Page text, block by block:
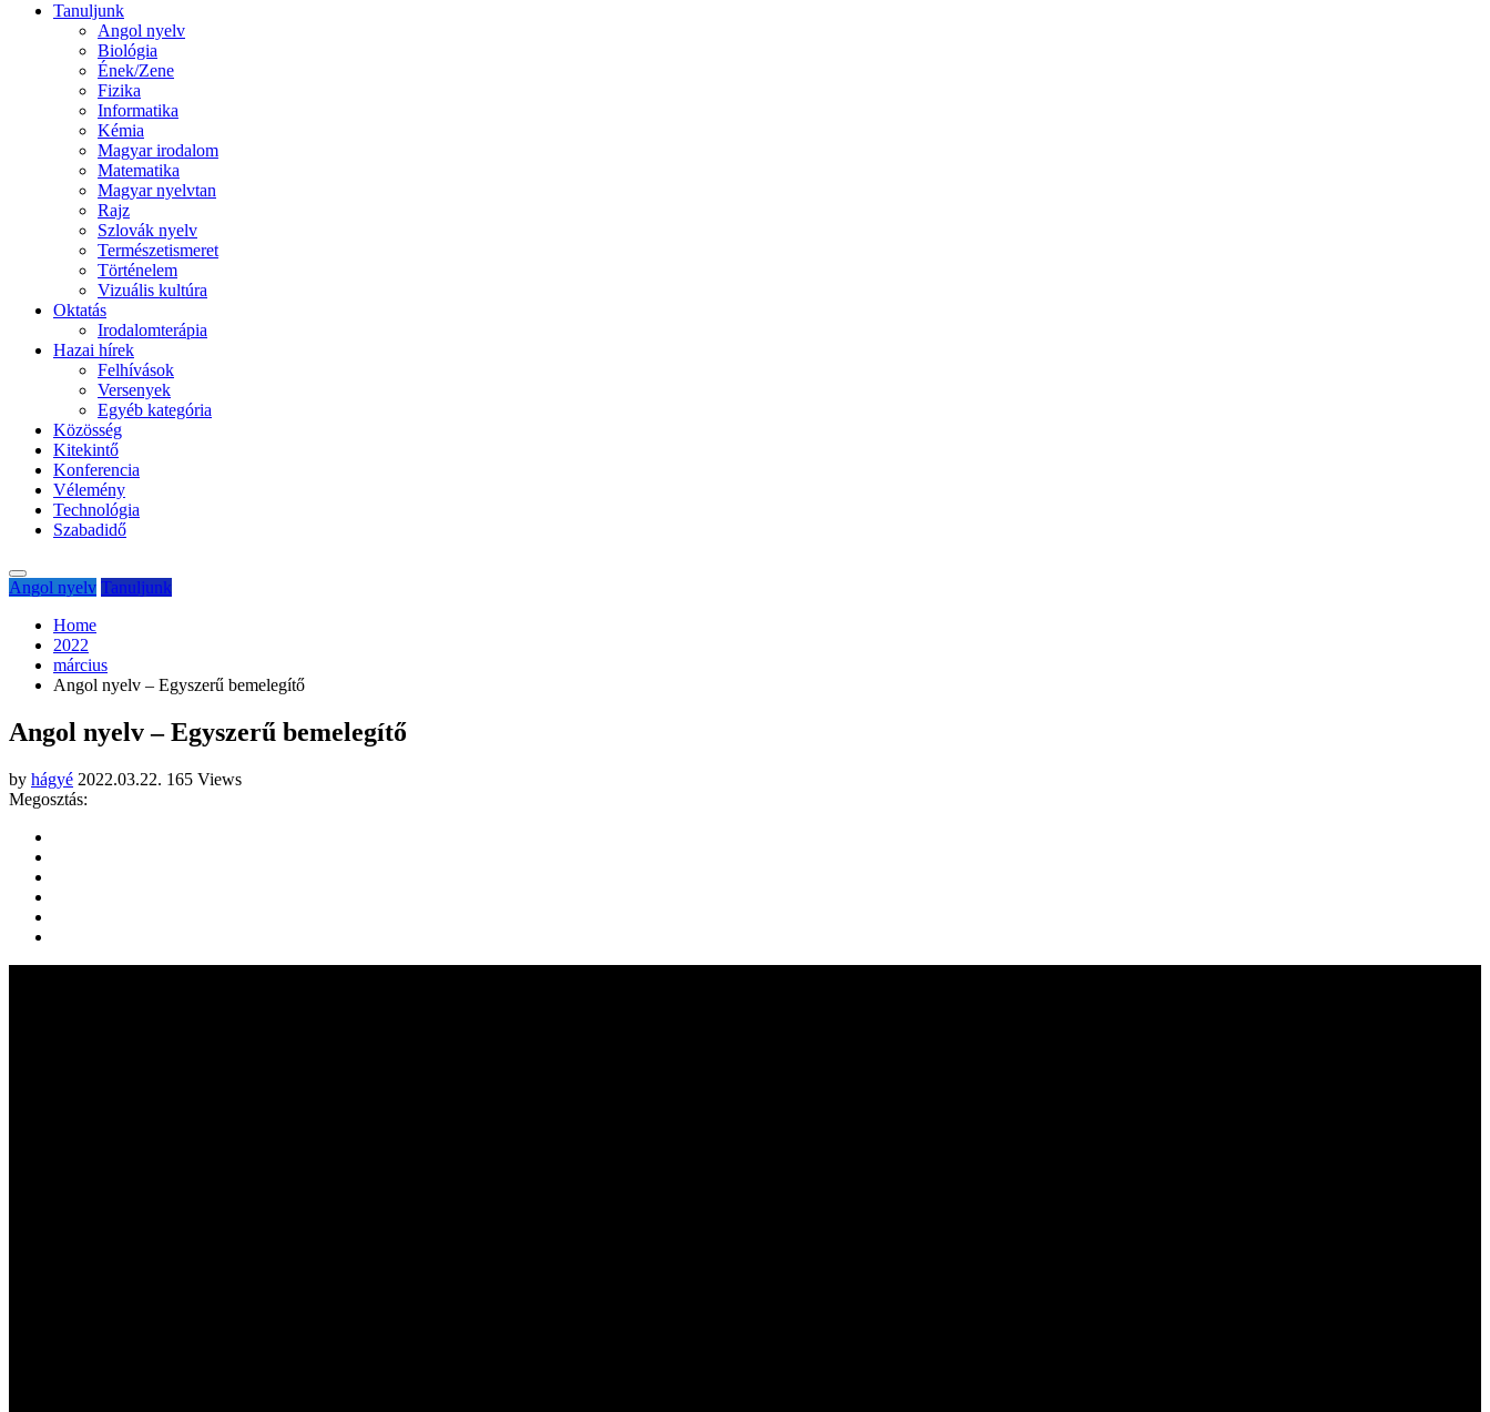
Tanuljunk
Angol nyelv
Biológia
Ének/Zene
Fizika
Informatika
Kémia
Magyar irodalom
Matematika
Magyar nyelvtan
Rajz
Szlovák nyelv
Természetismeret
Történelem
Vizuális kultúra
Oktatás
Irodalomterápia
Hazai hírek
Felhívások
Versenyek
Egyéb kategória
Közösség
Kitekintő
Konferencia
Vélemény
Technológia
Szabadidő
Angol nyelv Tanuljunk
Home
2022
március
Angol nyelv – Egyszerű bemelegítő
Angol nyelv – Egyszerű bemelegítő
by hágyé 2022.03.22. 165 Views
Megosztás: